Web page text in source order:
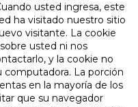
usted ingresa, este
ha visitado nuestro sitio
visitante. La cookie
usted ni nos
y la cookie no
La porción
en la mayoría de los
que su navegador